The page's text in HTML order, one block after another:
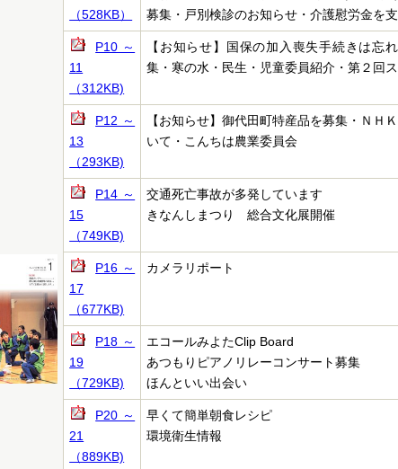
（528KB）
募集・戸別検診のお知らせ・介護慰労金を
P10～
11
（312KB)
【お知らせ】国保の加入喪失手続きは忘
集・寒の水・民生・児童委員紹介・第２回
P12～
13
（293KB)
【お知らせ】御代田町特産品を募集・ＮＨ
いて・こんちは農業委員会
P14～
15
（749KB)
交通死亡事故が多発しています
きなんしまつり 総合文化展開催
P16～
17
（677KB)
カメラリポート
P18～
19
（729KB)
エコールみよたClip Board
あつもりピアノリレーコンサート募集
ほんといい出会い
P20～
21
（889KB)
早くて簡単朝食レシピ
環境衛生情報